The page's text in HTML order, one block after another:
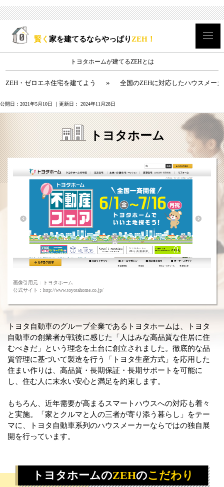
トヨタホームが建てるZEHとは
賢く 家を建てるならやっぱり ZEH！
ZEH・ゼロエネ住宅を建てよう » 全国のZEHに対応したハウスメー
公開日： 2021年5月10日 ｜更新日： 2024年11月28日
トヨタホーム
画像引用元：トヨタホーム
公式サイト：http://www.toyotahome.co.jp/
トヨタ自動車のグループ企業であるトヨタホームは、トヨタ
自動車の創業者が戦後に感じた「人はみな高品質な住居に住
むべきだ」という理念を土台に創立されました。徹底的な品
質管理に基づいて製造を行う「トヨタ生産方式」を応用した
住まい作りは、高品質・長期保証・長期サポートを可能に
し、住む人に末永い安心と満足を約束します。
もちろん、近年需要が高まるスマートハウスへの対応も着々
と実施。「家とクルマと人の三者が寄り添う暮らし」をテー
マに、トヨタ自動車系列のハウスメーカーならではの独自展
開を行っています。
トヨタホームのZEHのこだわり